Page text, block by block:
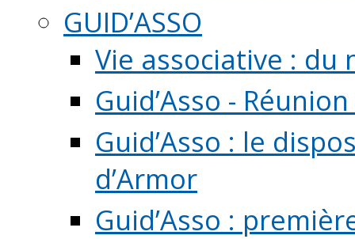
GUID’ASSO
Vie associative : du
Guid’Asso -
Guid’Asso : le
d’Armor
Guid’Asso :